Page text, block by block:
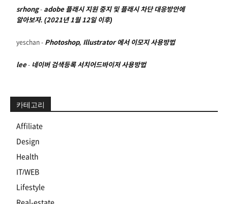
srhong- adobe 플래시 지원 중지 및 플래시 차단 대응방안에
알아보자. (2021년 1월 12일 이후)
yeschan - Photoshop, Illustrator 에서 이모지 사용방법
lee - 네이버 검색등록 서치어드바이저 사용방법
카테고리
Affiliate
Design
Health
IT/WEB
Lifestyle
Real-estate